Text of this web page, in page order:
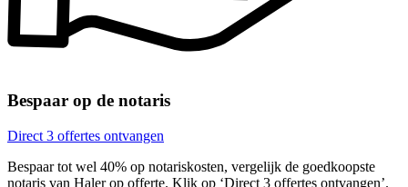
Bespaar op de notaris
Direct 3 offertes ontvangen
Bespaar tot wel 40% op notariskosten, vergelijk de goedkoopste
notaris van Haler op offerte. Klik op ‘Direct 3 offertes ontvangen’.